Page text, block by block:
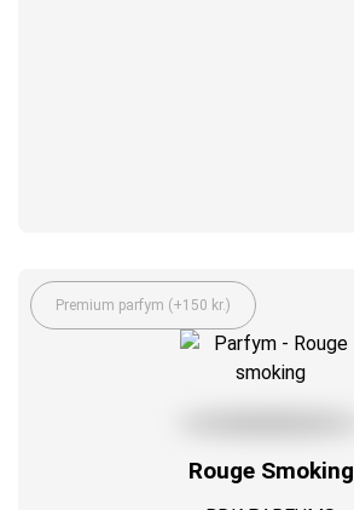
Premium parfym (+150 kr.)
Rouge Smoking